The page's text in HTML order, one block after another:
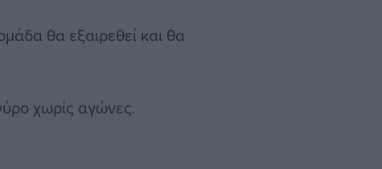
θα εξαιρεθεί και θα
χωρίς αγώνες.